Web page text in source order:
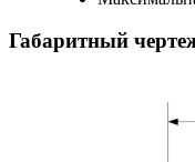
Габаритный